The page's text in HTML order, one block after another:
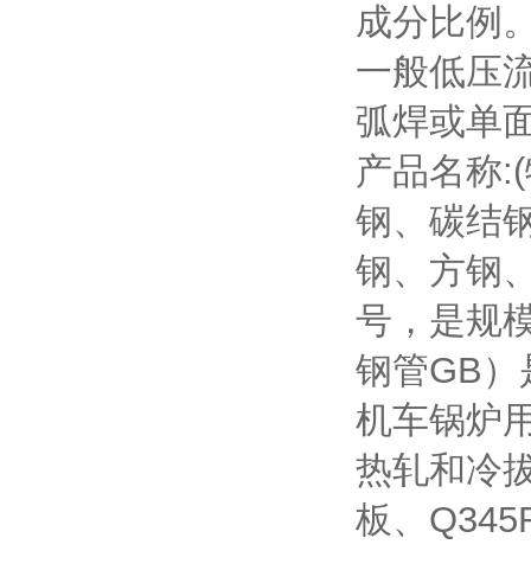
成分比例
一般低压
弧焊或单
产品名称
钢、碳结
钢、方钢
号，是规
钢管GB）
机车锅炉
热轧和冷
板、